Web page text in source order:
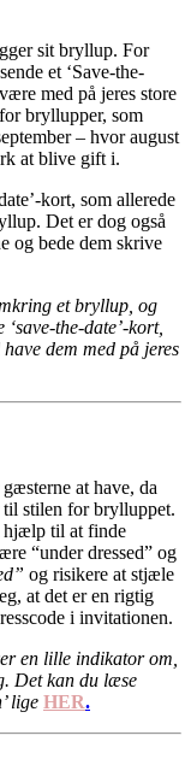
sit bryllup. For
et ‘Save-the-
med på jeres store
bryllupper, som
– hvor august
at blive gift i.
kort, som allerede
Det er dog også
og bede dem skrive
et bryllup, og
the-date’-kort,
dem med på jeres
at have, da
til stilen for brylluppet.
hjælp til at finde
“under dressed” og
og risikere at stjæle
at det er en rigtig
i invitationen.
en lille indikator om,
Det kan du læse
lige HER.